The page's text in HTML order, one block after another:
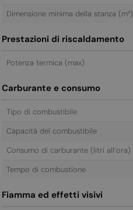
Dimensione minima della stanza (m³)
Prestazioni di riscaldamento
Potenza termica (max)
Carburante e consumo
Tipo di combustibile
Capacità del combustibile
Consumo di carburante (litri all’ora)
Tempo di combustione
Fiamma ed effetti visivi